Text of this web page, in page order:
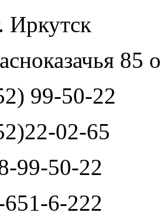
Иркутск
85
99-50-22
02-65
99-50-22
6-222